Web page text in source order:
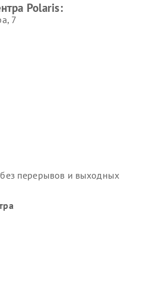
Polaris:
7
перерывов и выходных